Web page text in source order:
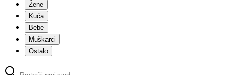
Žene
Kuća
Bebe
Muškarci
Ostalo